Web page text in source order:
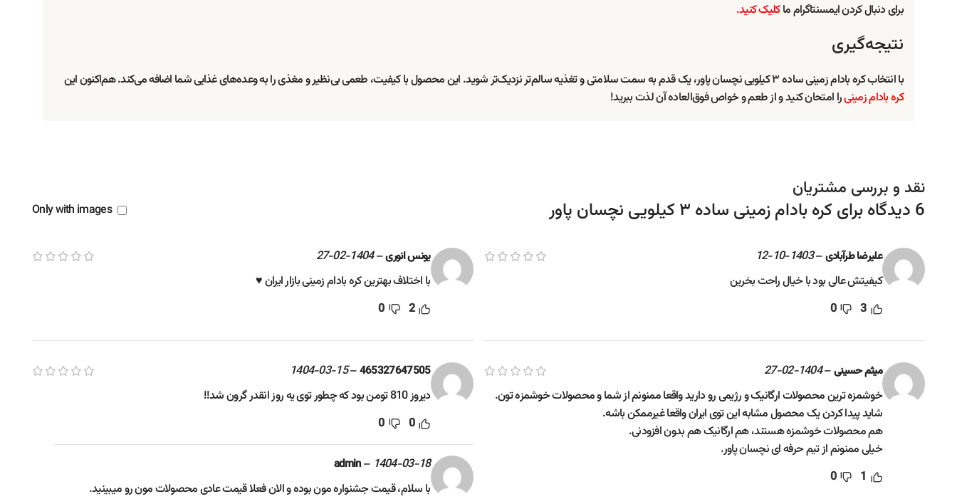
برای دنبال کردن ایمسنتاگرام ماکلیک کنید.
نتیجه‌گیری
با انتخاب کره بادام زمینی ساده ۳ کیلویی نچسان پاور، یک قدم به سمت سلامتی و تغذیه سالم‌تر نزدیک‌تر شوید. این محصول با کیفیت، طعمی بی‌نظیر و مغذی را به وعده‌های غذایی شما اضافه می‌کند. هم‌اکنون این
کره بادام زمینیرا امتحان کنید و از طعم و خواص فوق‌العاده آن لذت ببرید!
نقد و بررسی مشتریان
6 دیدگاه برای کره بادام زمینی ساده ۳ کیلویی نچسان پاور Only with images
علیرضا طرآبادی–
1403-10-12
کیفیتش عالی بود با خیال راحت بخرین
3
0
یونس انوری–
1404-02-27
با اختلاف بهترین کره بادام زمینی بازار ایران ♥️
2
0
میثم حسینی–
1404-02-27
خوشمزه ترین محصولات ارگانیک و رژیمی رو دارید واقعا ممنونم از شما و محصولات خوشمزه تون.
شاید پیدا کردن یک محصول مشابه این توی ایران واقعا غیرممکن باشه.
هم محصولات خوشمزه هستند، هم ارگانیک هم بدون افزودنی.
خیلی ممنونم از تیم حرفه ای نچسان پاور.
1
0
465327647505
–
1404-03-15
دیروز 810 تومن بود که چطور توی یه روز انقدر گرون شد!!
0
0
admin– 1404-03-18
با سلام، قیمت جشنواره مون بوده و الان فعلا قیمت عادی محصولات مون رو میبینید.